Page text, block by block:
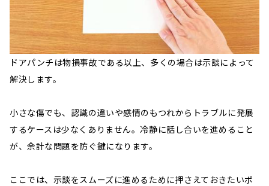
ドアパンチは物損事故である以上、多くの場合は示談によって
解決します。
小さな傷でも、認識の違いや感情のもつれからトラブルに発展
するケースは少なくありません。冷静に話し合いを進めること
が、余計な問題を防ぐ鍵になります。
ここでは、示談をスムーズに進めるために押さえておきたいポ